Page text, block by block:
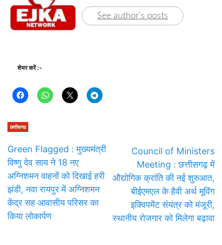
See author's posts
शेयर करें :-
छत्तीसगढ
Green Flagged : मुख्यमंत्री
विष्णु देव साय ने 18 नए
अग्निशमन वाहनों को दिखाई हरी
झंडी, नवा रायपुर में अग्निशमन
केंद्र सह आवासीय परिसर का
किया लोकार्पण
Council of Ministers
Meeting : छत्तीसगढ़ में
औद्योगिक क्रांति की नई शुरुआत,
बीईएमएल के हैवी अर्थ मूविंग
इक्विपमेंट संयंत्र को मंजूरी,
स्थानीय रोजगार को मिलेगा बढ़ावा